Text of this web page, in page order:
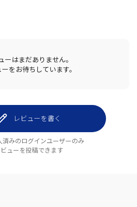
ーはまだありません。
ーをお待ちしています。
レビューを書く
済みのログインユーザーのみ
ビューを投稿できます